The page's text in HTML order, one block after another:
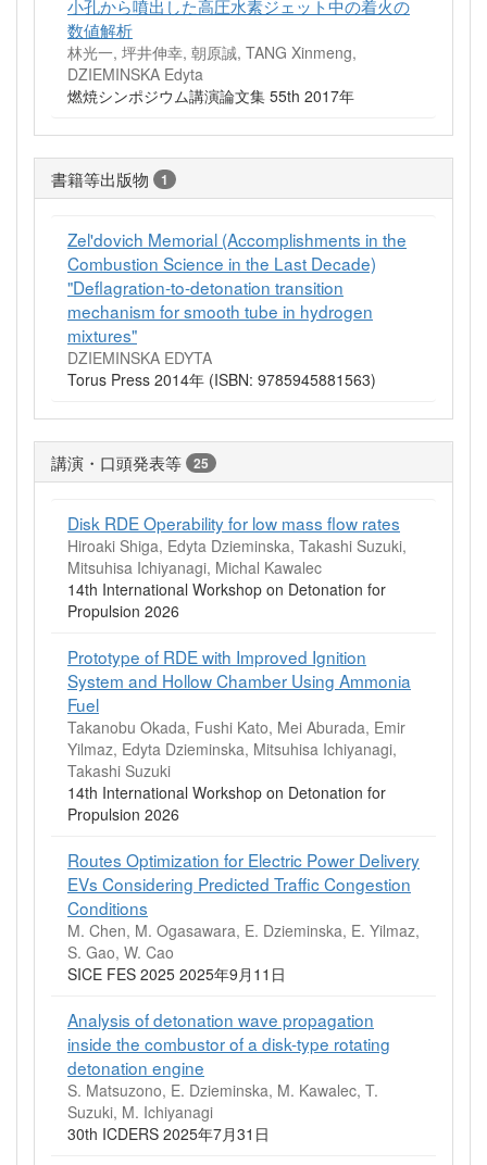
小孔から噴出した高圧水素ジェット中の着火の
数値解析
林光一, 坪井伸幸, 朝原誠, TANG Xinmeng,
DZIEMINSKA Edyta
燃焼シンポジウム講演論文集 55th 2017年
書籍等出版物 1
Zel'dovich Memorial (Accomplishments in the
Combustion Science in the Last Decade)
"Deflagration-to-detonation transition
mechanism for smooth tube in hydrogen
mixtures"
DZIEMINSKA EDYTA
Torus Press 2014年 (ISBN: 9785945881563)
講演・口頭発表等 25
Disk RDE Operability for low mass flow rates
Hiroaki Shiga, Edyta Dzieminska, Takashi Suzuki,
Mitsuhisa Ichiyanagi, Michal Kawalec
14th International Workshop on Detonation for
Propulsion 2026
Prototype of RDE with Improved Ignition
System and Hollow Chamber Using Ammonia
Fuel
Takanobu Okada, Fushi Kato, Mei Aburada, Emir
Yilmaz, Edyta Dzieminska, Mitsuhisa Ichiyanagi,
Takashi Suzuki
14th International Workshop on Detonation for
Propulsion 2026
Routes Optimization for Electric Power Delivery
EVs Considering Predicted Traffic Congestion
Conditions
M. Chen, M. Ogasawara, E. Dzieminska, E. Yilmaz,
S. Gao, W. Cao
SICE FES 2025 2025年9月11日
Analysis of detonation wave propagation
inside the combustor of a disk-type rotating
detonation engine
S. Matsuzono, E. Dzieminska, M. Kawalec, T.
Suzuki, M. Ichiyanagi
30th ICDERS 2025年7月31日